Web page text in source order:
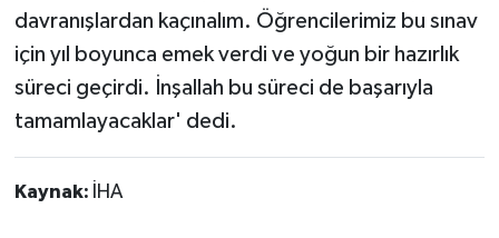
davranışlardan kaçınalım. Öğrencilerimiz bu sınav
için yıl boyunca emek verdi ve yoğun bir hazırlık
süreci geçirdi. İnşallah bu süreci de başarıyla
tamamlayacaklar' dedi.
Kaynak: İHA